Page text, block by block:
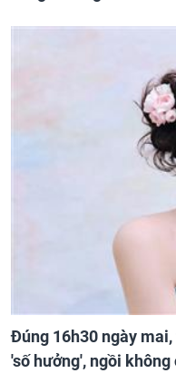
Đúng 16h30 ngày
'số hưởng', ngồi